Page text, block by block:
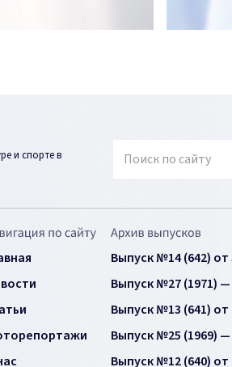
и спорте в
Выпуск №14 (642) от
Выпуск №27 (1971) —
Выпуск №13 (641) от
Выпуск №25 (1969) —
Выпуск №12 (640) от